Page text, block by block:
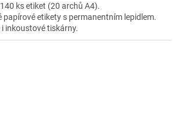
ks etiket (20 archů A4).
papírové etikety s permanentním lepidlem.
inkoustové tiskárny.